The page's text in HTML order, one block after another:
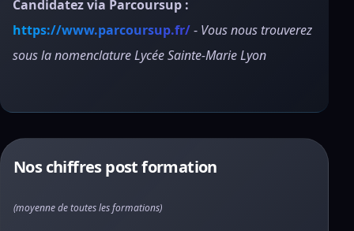
Candidatez via Parcoursup :
https://www.parcoursup.fr/- Vous nous trouverez
sous la nomenclature Lycée Sainte-Marie Lyon
Nos chiffres post formation
(moyenne de toutes les formations)